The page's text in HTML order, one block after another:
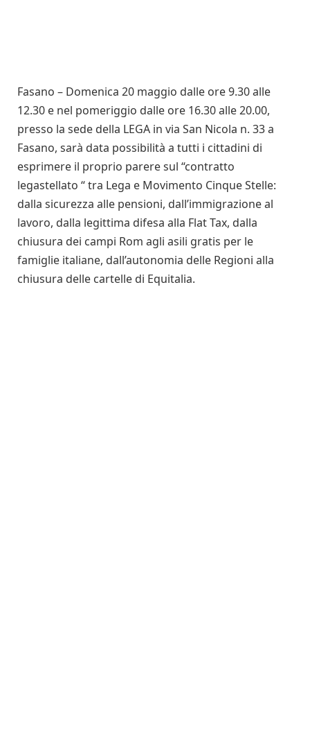
Fasano – Domenica 20 maggio dalle ore 9.30 alle
12.30 e nel pomeriggio dalle ore 16.30 alle 20.00,
presso la sede della LEGA in via San Nicola n. 33 a
Fasano, sarà data possibilità a tutti i cittadini di
esprimere il proprio parere sul “contratto
legastellato “ tra Lega e Movimento Cinque Stelle:
dalla sicurezza alle pensioni, dall’immigrazione al
lavoro, dalla legittima difesa alla Flat Tax, dalla
chiusura dei campi Rom agli asili gratis per le
famiglie italiane, dall’autonomia delle Regioni alla
chiusura delle cartelle di Equitalia.